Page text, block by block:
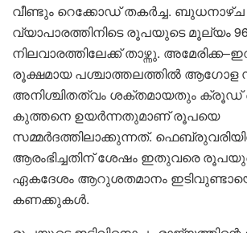
വീണ്ടും റെക്കോഡ് തകർച്ച. ബുധനാഴ്ച
വ്യാപാരത്തിനിടെ രൂപയുടെ മൂല്യം
നിലവാരത്തിലേക്ക് താഴ്ന്നു.
രൂക്ഷമായ പശ്ചാത്തലത്തിൽ ആഗോള
അനിശ്ചിതത്വം ശക്തമായതും ക്രൂഡ്
കുത്തനെ ഉയർന്നതുമാണ് രൂപയെ
സമ്മർദത്തിലാക്കുന്നത്.
ആരംഭിച്ചതിന് ശേഷം ഇതുവരെ
ഏകദേശം ആറുശതമാനം
കണക്കുകൾ.